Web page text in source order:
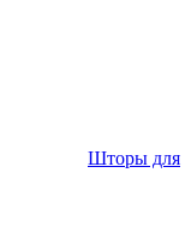
Шторы для